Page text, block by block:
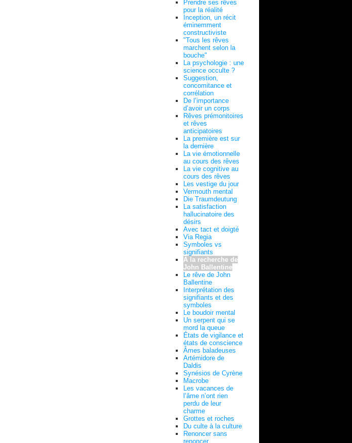
Prendre ses rêves
pour la réalité
Inception, un récit
éminemment
constructiviste
"Tous les rêves
marchent selon la
bouche"
La psychologie : une
science occulte ?
Suggestion,
concomitance et
corrélation
De l’importance
d’avoir un corps
Rêves prémonitoires
et rêves
anticipatoires
La première est sur
la dernière
La vie émotionnelle
au cours des rêves
La vie cognitive au
cours des rêves
Les vestige du jour
Vermouth mental
Die Traumdeutung
La satisfaction
hallucinatoire des
désirs
Avec tact et doigté
Via Regia
Symboles vs
signifiants
À la recherche de
John Ballentine
Le rêve de John
Ballentine
Interprétation des
signifiants et des
symboles
Le boudoir mental
Un serpent qui se
mord la queue
États de vigilance et
états de conscience
Âmes baladeuses
Artémidore de
Daldis
Synésios de Cyrène
Macrobe
Les vacances de
l’âme n’ont rien
perdu de leur
charme
Grottes et roches
Du culte à la culture
Renoncer sans
renoncer